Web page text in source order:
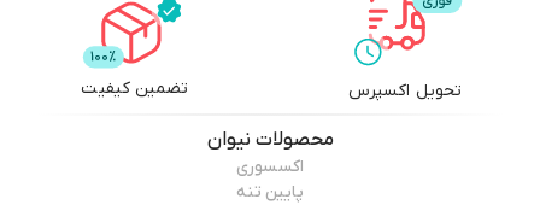
تحویل اکسپرس تضمین کیفیت
محصولات نیوان
اکسسوری
پایین تنه